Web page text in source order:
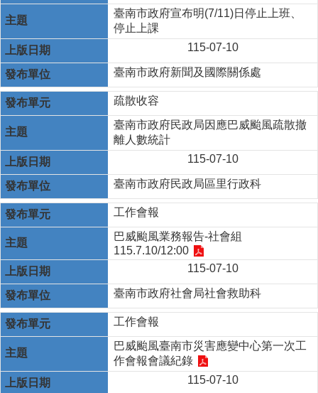
臺南市政府宣布明(7/11)日停止上班、
停止上課
115-07-10
臺南市政府新聞及國際關係處
疏散收容
臺南市政府民政局因應巴威颱風疏散撤
離人數統計
115-07-10
臺南市政府民政局區里行政科
工作會報
巴威颱風業務報告-社會組
115.7.10/12:00
115-07-10
臺南市政府社會局社會救助科
工作會報
巴威颱風臺南市災害應變中心第一次工
作會報會議紀錄
115-07-10